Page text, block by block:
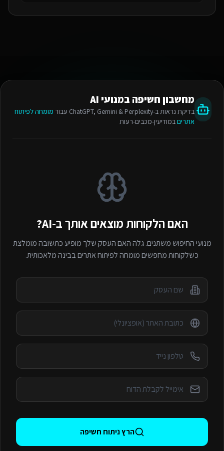
מחשבון חשיפה במנועי AI
בדיקת נראות ב-ChatGPT, Gemini & Perplexity עבור
מומחה לפיתוח
אתריםבמודיעין-מכבים-רעות
האם הלקוחות מוצאים אותך ב-AI?
מנועי החיפוש משתנים. גלה האם העסק שלך מופיע כתשובה מומלצת
כשלקוחות מחפשיםמומחה לפיתוח אתריםבבינה מלאכותית.
הרץ ניתוח חשיפה